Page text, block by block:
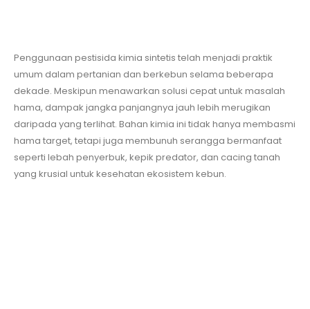
Penggunaan pestisida kimia sintetis telah menjadi praktik
umum dalam pertanian dan berkebun selama beberapa
dekade. Meskipun menawarkan solusi cepat untuk masalah
hama, dampak jangka panjangnya jauh lebih merugikan
daripada yang terlihat. Bahan kimia ini tidak hanya membasmi
hama target, tetapi juga membunuh serangga bermanfaat
seperti lebah penyerbuk, kepik predator, dan cacing tanah
yang krusial untuk kesehatan ekosistem kebun.